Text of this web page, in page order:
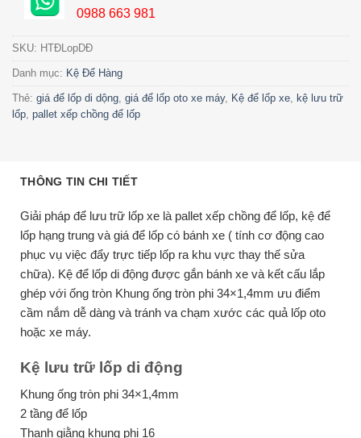
0988 663 981
SKU: HTĐLopDĐ
Danh mục: Kệ Để Hàng
Thẻ: giá để lốp di dộng, giá để lốp oto xe máy, Kệ để lốp xe, kệ lưu trữ
lốp, pallet xếp chồng để lốp
THÔNG TIN CHI TIẾT
Giải pháp để lưu trữ lốp xe là pallet xếp chồng để lốp, kệ để
lốp hạng trung và giá để lốp có bánh xe ( tính cơ động cao
phục vụ việc đẩy trực tiếp lốp ra khu vực thay thế sửa
chữa). Kệ để lốp di động được gắn bánh xe và kết cấu lắp
ghép với ống tròn Khung ống tròn phi 34×1,4mm ưu điểm
cầm nắm dễ dàng và tránh va chạm xước các quả lốp oto
hoặc xe máy.
Kệ lưu trữ lốp di động
Khung ống tròn phi 34×1,4mm
2 tầng để lốp
Thanh giằng khung phi 16